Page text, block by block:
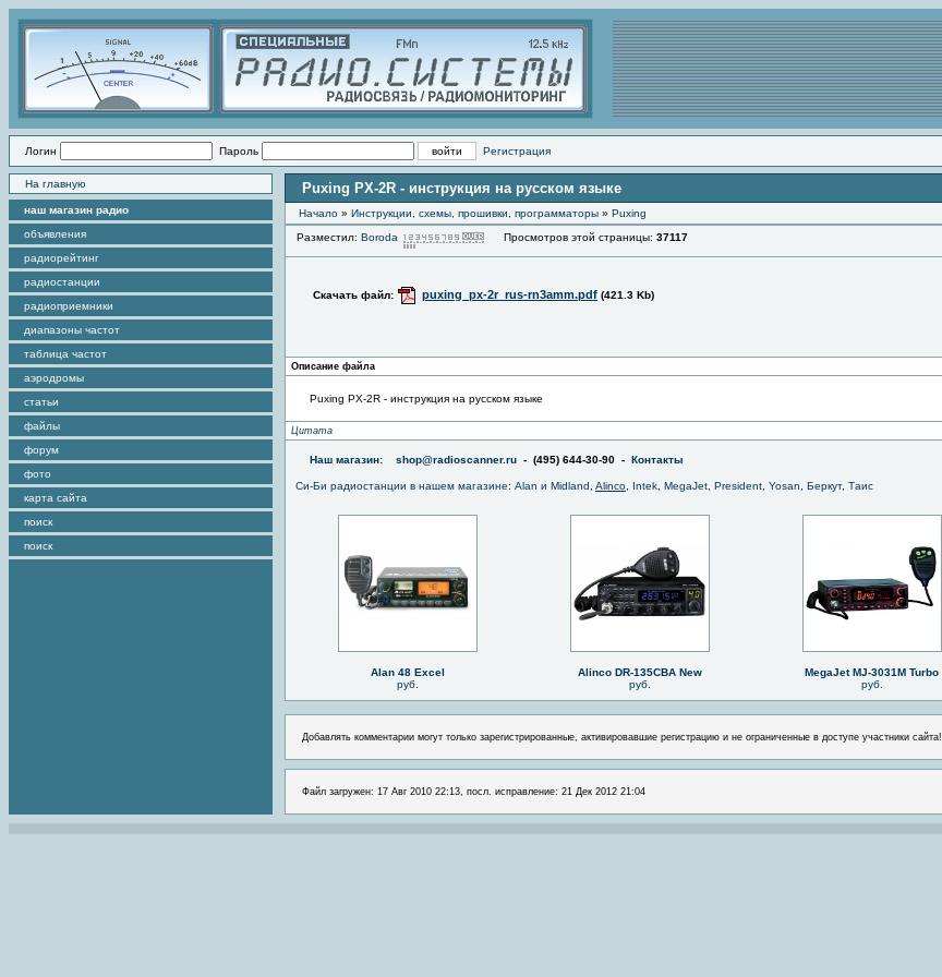
Логин Пароль Регистрация
На главную
наш магазин радио
объявления
радиорейтинг
радиостанции
радиоприемники
диапазоны частот
таблица частот
аэродромы
статьи
файлы
форум
фото
карта сайта
поиск
поиск
Puxing PX-2R - инструкция на русском языке
Начало » Инструкции, схемы, прошивки, программаторы » Puxing
Разместил: Boroda Просмотров этой страницы: 37117
Скачать файл: puxing_px-2r_rus-rn3amm.pdf (421.3 Kb)
Описание файла
Puxing PX-2R - инструкция на русском языке
Цитата
Наш магазин: shop@radioscanner.ru - (495) 644-30-90 - Контакты
Си-Би радиостанции в нашем магазине: Alan и Midland Alinco Intek MegaJet President Yosan Беркут, Таис
Alan 48 Excel
руб.
Alinco DR-135CBA New
руб.
MegaJet MJ-3031M Turbo
руб.
Добавлять комментарии могут только зарегистрированные, активировавшие регистрацию и не ограниченные в доступе участники сайта!
Файл загружен: 17 Авг 2010 22:13, посл. исправление: 21 Дек 2012 21:04